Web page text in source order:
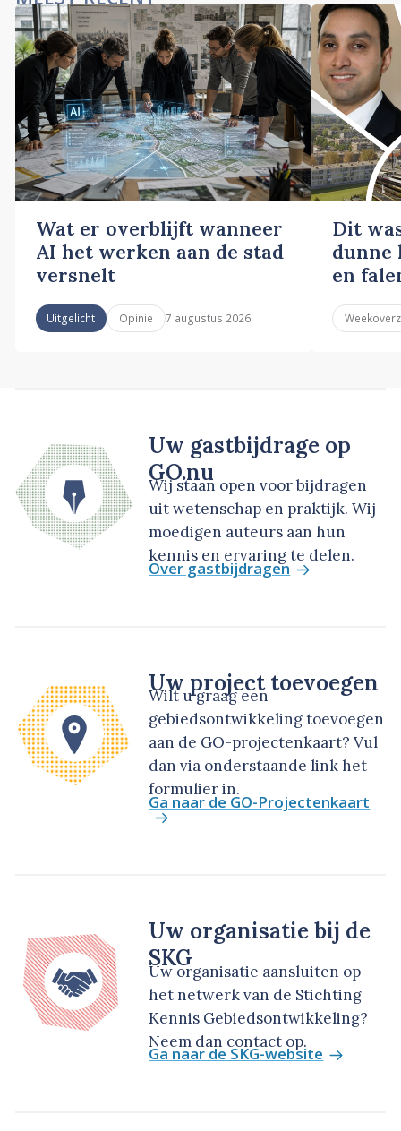
Wat er overblijft wanneer
AI het werken aan de stad
versnelt
Uitgelicht Opinie 7 augustus 2026
Dit
dunne
en
Uw gastbijdrage op
GO.nu
Wij staan open voor bijdragen
uit wetenschap en praktijk. Wij
moedigen auteurs aan hun
kennis en ervaring te delen.
Over gastbijdragen
Uw project toevoegen
Wilt u graag een
gebiedsontwikkeling toevoegen
aan de GO-projectenkaart? Vul
dan via onderstaande link het
formulier in.
Ga naar de GO-Projectenkaart
Uw organisatie bij de
SKG
Uw organisatie aansluiten op
het netwerk van de Stichting
Kennis Gebiedsontwikkeling?
Neem dan contact op.
Ga naar de SKG-website